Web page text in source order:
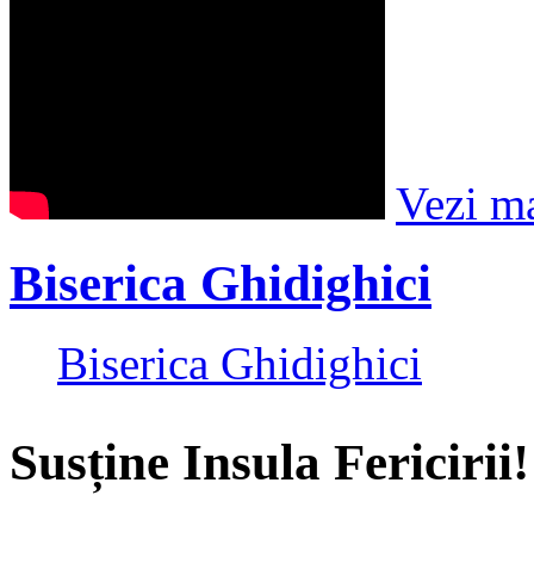
Vezi
Biserica Ghidighici
Biserica Ghidighici
Susține Insula Fericirii!